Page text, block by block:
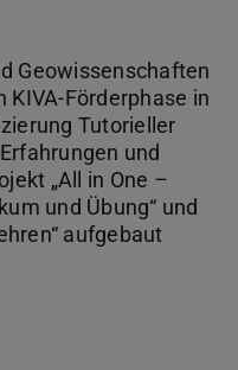
Geowissenschaften
Förderphase in
Tutorieller
und
„All in One –
und Übung“ und
aufgebaut